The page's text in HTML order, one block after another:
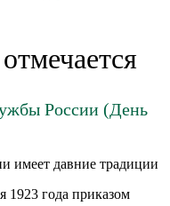
России (День
имеет давние традиции
1923 года приказом